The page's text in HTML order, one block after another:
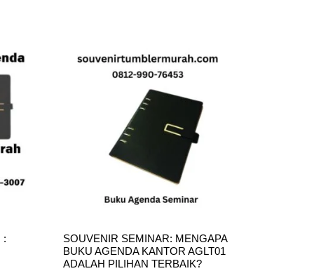
:
SOUVENIR SEMINAR: MENGAPA
BUKU AGENDA KANTOR AGLT01
ADALAH PILIHAN TERBAIK?